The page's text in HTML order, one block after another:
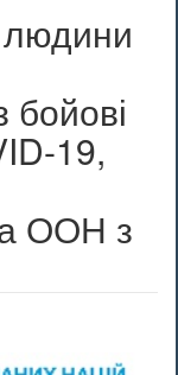
людини
бойові
19,
ООН з